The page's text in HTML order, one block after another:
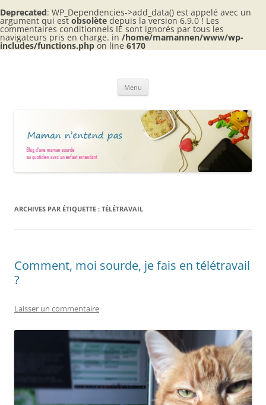
Deprecated: WP_Dependencies->add_data() est appelé avec un
argument qui est obsolète depuis la version 6.9.0 ! Les
commentaires conditionnels IE sont ignorés par tous les
navigateurs pris en charge. in /home/mamannen/www/wp-
includes/functions.php on line 6170
Aller
Menu
ARCHIVES PAR ÉTIQUETTE : TÉLÉTRAVAIL
Comment, moi sourde, je fais en télétravail
?
Laisser un commentaire